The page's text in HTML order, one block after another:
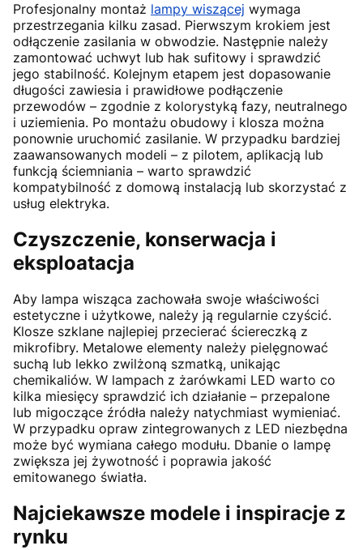
Profesjonalny montaż lampy wiszącej wymaga
przestrzegania kilku zasad. Pierwszym krokiem jest
odłączenie zasilania w obwodzie. Następnie należy
zamontować uchwyt lub hak sufitowy i sprawdzić
jego stabilność. Kolejnym etapem jest dopasowanie
długości zawiesia i prawidłowe podłączenie
przewodów – zgodnie z kolorystyką fazy, neutralnego
i uziemienia. Po montażu obudowy i klosza można
ponownie uruchomić zasilanie. W przypadku bardziej
zaawansowanych modeli – z pilotem, aplikacją lub
funkcją ściemniania – warto sprawdzić
kompatybilność z domową instalacją lub skorzystać z
usług elektryka.
Czyszczenie, konserwacja i
eksploatacja
Aby lampa wisząca zachowała swoje właściwości
estetyczne i użytkowe, należy ją regularnie czyścić.
Klosze szklane najlepiej przecierać ściereczką z
mikrofibry. Metalowe elementy należy pielęgnować
suchą lub lekko zwilżoną szmatką, unikając
chemikaliów. W lampach z żarówkami LED warto co
kilka miesięcy sprawdzić ich działanie – przepalone
lub migoczące źródła należy natychmiast wymieniać.
W przypadku opraw zintegrowanych z LED niezbędna
może być wymiana całego modułu. Dbanie o lampę
zwiększa jej żywotność i poprawia jakość
emitowanego światła.
Najciekawsze modele i inspiracje z
rynku